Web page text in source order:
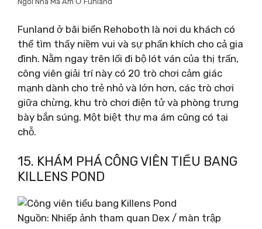
Funland ở bãi biển Rehoboth là nơi du khách có
thể tìm thấy niềm vui và sự phấn khích cho cả gia
đình. Nằm ngay trên lối đi bộ lót ván của thị trấn,
công viên giải trí này có 20 trò chơi cảm giác
mạnh dành cho trẻ nhỏ và lớn hơn, các trò chơi
giữa chừng, khu trò chơi điện tử và phòng trưng
bày bắn súng. Một biệt thự ma ám cũng có tại
chỗ.
15. KHÁM PHÁ CÔNG VIÊN TIỂU BANG
KILLENS POND
Nguồn: Nhiếp ảnh tham quan Dex / màn trập